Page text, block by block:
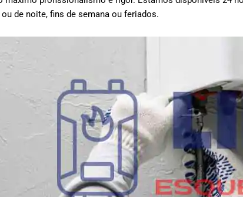
de noite, fins de semana ou feriados.